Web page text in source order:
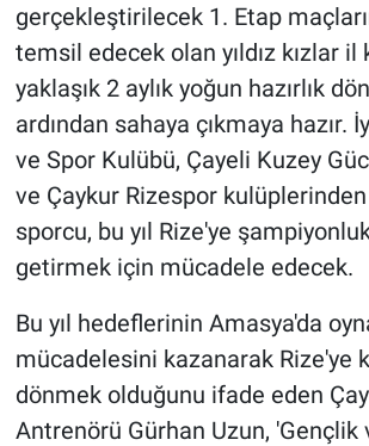
gerçekleştirilecek 1. Etap
temsil edecek olan yıldız kızlar il
yaklaşık 2 aylık yoğun hazırlık
ardından sahaya çıkmaya hazır.
ve Spor Kulübü, Çayeli Kuzey
ve Çaykur Rizespor
sporcu, bu yıl Rize'ye
getirmek için mücadele edecek.
Bu yıl hedeflerinin Amasya'da
mücadelesini kazanarak Rize'ye
dönmek olduğunu ifade eden
Antrenörü Gürhan Uzun, 'Gençlik